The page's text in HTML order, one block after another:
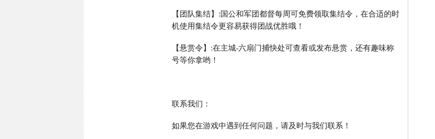
【团队集结】 :国公和军团都督每周可免费领取集结令，在合适的时
机使用集结令更容易获得团战优胜哦！
【悬赏令】 :在主城-六扇门捕快处可查看或发布悬赏，还有趣味称
号等你拿哟！
联系我们：
如果您在游戏中遇到任何问题，请及时与我们联系！